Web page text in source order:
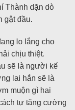
Thành dặn dò
gật đầu.
lo lắng cho
chịu thiệt.
sẽ là người kế
lai hắn sẽ là
muộn gì hai
tự tăng cường